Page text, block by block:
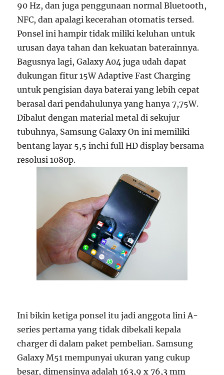
90 Hz, dan juga penggunaan normal Bluetooth,
NFC, dan apalagi kecerahan otomatis tersed.
Ponsel ini hampir tidak miliki keluhan untuk
urusan daya tahan dan kekuatan baterainnya.
Bagusnya lagi, Galaxy A04 juga udah dapat
dukungan fitur 15W Adaptive Fast Charging
untuk pengisian daya baterai yang lebih cepat
berasal dari pendahulunya yang hanya 7,75W.
Dibalut dengan material metal di sekujur
tubuhnya, Samsung Galaxy On ini memiliki
bentang layar 5,5 inchi full HD display bersama
resolusi 1080p.
Ini bikin ketiga ponsel itu jadi anggota lini A-
series pertama yang tidak dibekali kepala
charger di dalam paket pembelian. Samsung
Galaxy M51 mempunyai ukuran yang cukup
besar, dimensinya adalah 163,9 x 76,3 mm